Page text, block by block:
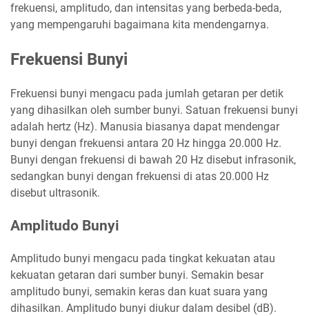
frekuensi, amplitudo, dan intensitas yang berbeda-beda,
yang mempengaruhi bagaimana kita mendengarnya.
Frekuensi Bunyi
Frekuensi bunyi mengacu pada jumlah getaran per detik
yang dihasilkan oleh sumber bunyi. Satuan frekuensi bunyi
adalah hertz (Hz). Manusia biasanya dapat mendengar
bunyi dengan frekuensi antara 20 Hz hingga 20.000 Hz.
Bunyi dengan frekuensi di bawah 20 Hz disebut infrasonik,
sedangkan bunyi dengan frekuensi di atas 20.000 Hz
disebut ultrasonik.
Amplitudo Bunyi
Amplitudo bunyi mengacu pada tingkat kekuatan atau
kekuatan getaran dari sumber bunyi. Semakin besar
amplitudo bunyi, semakin keras dan kuat suara yang
dihasilkan. Amplitudo bunyi diukur dalam desibel (dB).